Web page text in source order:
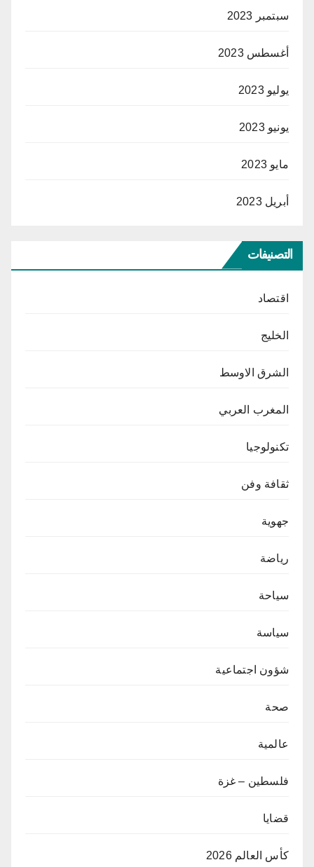
سبتمبر 2023
أغسطس 2023
يوليو 2023
يونيو 2023
مايو 2023
أبريل 2023
التصنيفات
اقتصاد
الخليج
الشرق الاوسط
المغرب العربي
تكنولوجيا
ثقافة وفن
جهوية
رياضة
سياحة
سياسة
شؤون اجتماعية
صحة
عالمية
فلسطين – غزة
قضايا
كأس العالم 2026